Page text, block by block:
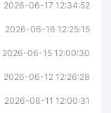
2026-06-17 12:34:52
2026-06-16 12:25:15
2026-06-15 12:00:30
2026-06-12 12:26:28
2026-06-11 12:00:31